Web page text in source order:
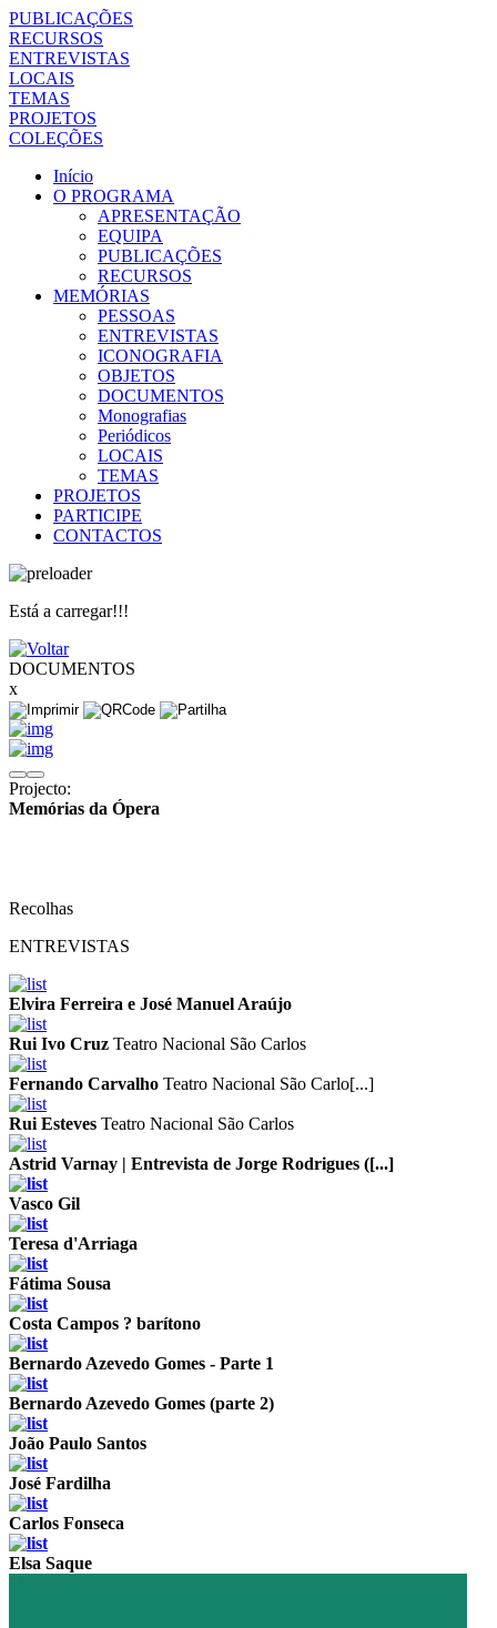
PUBLICAÇÕES
RECURSOS
ENTREVISTAS
LOCAIS
TEMAS
PROJETOS
COLEÇÕES
Início
O PROGRAMA
APRESENTAÇÃO
EQUIPA
PUBLICAÇÕES
RECURSOS
MEMÓRIAS
PESSOAS
ENTREVISTAS
ICONOGRAFIA
OBJETOS
DOCUMENTOS
Monografias
Periódicos
LOCAIS
TEMAS
PROJETOS
PARTICIPE
CONTACTOS
Está a carregar!!!
DOCUMENTOS
x
Projecto:
Memórias da Ópera
Recolhas
ENTREVISTAS
Elvira Ferreira e José Manuel Araújo
Rui Ivo Cruz Teatro Nacional São Carlos
Fernando Carvalho Teatro Nacional São Carlo[...]
Rui Esteves Teatro Nacional São Carlos
Astrid Varnay | Entrevista de Jorge Rodrigues ([...]
Vasco Gil
Teresa d'Arriaga
Fátima Sousa
Costa Campos ? barítono
Bernardo Azevedo Gomes - Parte 1
Bernardo Azevedo Gomes (parte 2)
João Paulo Santos
José Fardilha
Carlos Fonseca
Elsa Saque